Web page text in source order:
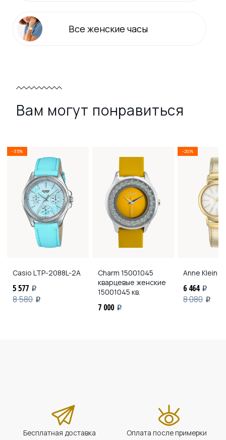
Все женские часы
Вам могут понравиться
-35%
Casio LTP-2088L-2A
5 577 i
8 580 i
Charm 15001045
кварцевые женские
15001045 кв.
7 000 i
-20%
Anne Klein
6 464 i
8 080 i
Бесплатная доставка Оплата после примерки